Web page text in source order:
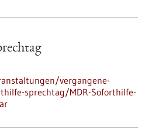
vergangene-
sprechtag/MDR-Soforthilfe-